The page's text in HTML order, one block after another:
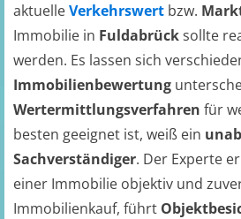
aktuelleVerkehrswert bzw.
Immobilie in Fuldabrücksollte
werden. Es lassen sich
Immobilienbewertung
Wertermittlungsverfahren für
besten geeignet ist, weiß ein
Sachverständiger. Der Experte
einer Immobilie objektiv und
Immobilienkauf, führt